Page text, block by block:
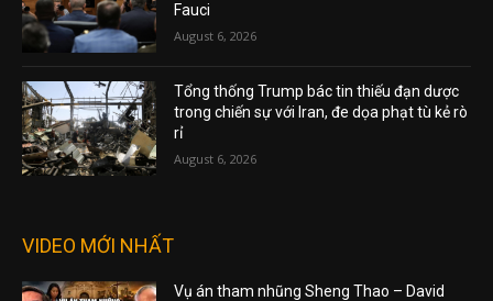
Fauci
August 6, 2026
Tổng thống Trump bác tin thiếu đạn dược
trong chiến sự với Iran, đe dọa phạt tù kẻ rò
rỉ
August 6, 2026
VIDEO MỚI NHẤT
Vụ án tham nhũng Sheng Thao – David